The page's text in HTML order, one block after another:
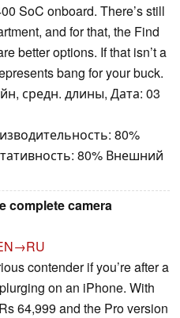
SoC onboard. There’s still
and for that, the Find
better options. If that isn’t a
bang for your buck.
средн. длины, Дата: 03
80%
80% Внешний
complete camera
contender if you’re after a
on an iPhone. With
64,999 and the Pro version